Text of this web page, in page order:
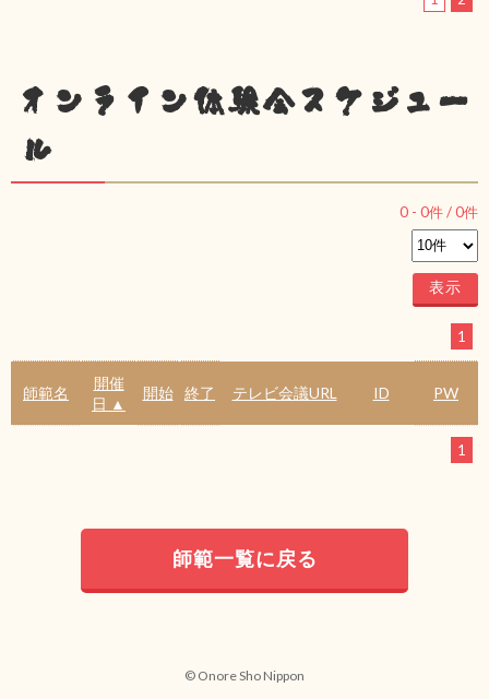
オンライン体験会スケジュー
ル
0 - 0件 /0件
1
師範名
開催
日 ▲
開始 終了 テレビ会議URL ID PW
1
師範一覧に戻る
© Onore Sho Nippon